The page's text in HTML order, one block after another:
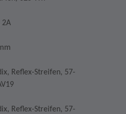
2A
Reflex-Streifen, 57-
Reflex-Streifen, 57-